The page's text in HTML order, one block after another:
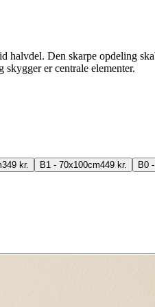
Den skarpe opdeling
er centrale elementer.
349 kr. B1 - 70x100cm449 kr. B0